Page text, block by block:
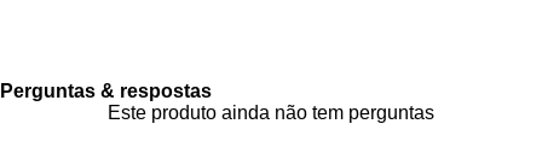
Perguntas & respostas
Este produto ainda não tem perguntas